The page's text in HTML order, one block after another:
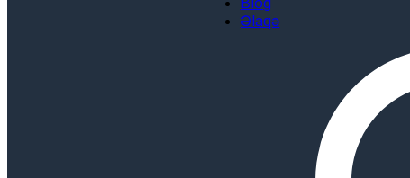
Əlaqə